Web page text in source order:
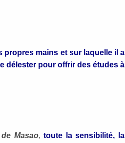
propres mains et sur laquelle il a
délester pour offrir des études à
Masao,toute la sensibilité, la